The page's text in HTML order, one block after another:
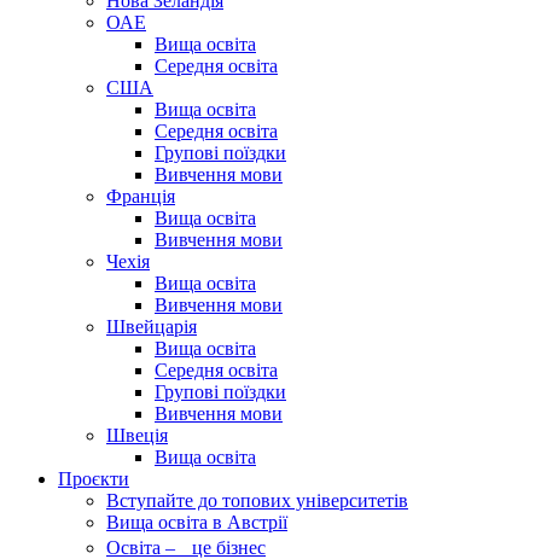
ОАЕ
Вища освіта
Середня освіта
США
Вища освіта
Середня освіта
Групові поїздки
Вивчення мови
Франція
Вища освіта
Вивчення мови
Чехія
Вища освіта
Вивчення мови
Швейцарія
Вища освіта
Середня освіта
Групові поїздки
Вивчення мови
Швеція
Вища освіта
Проєкти
Вступайте до топових університетів
Вища освіта в Австрії
Освіта – це бізнес